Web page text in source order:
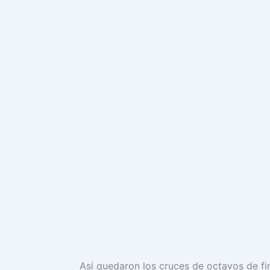
Así quedaron los cruces de octavos de